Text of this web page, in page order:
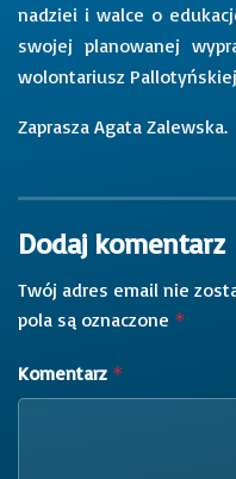
nadziei i walce o
swojej planowanej
wolontariusz
Zaprasza Agata Zalewska.
Dodaj komentarz
Twój adres email nie
pola są oznaczone *
Komentarz *